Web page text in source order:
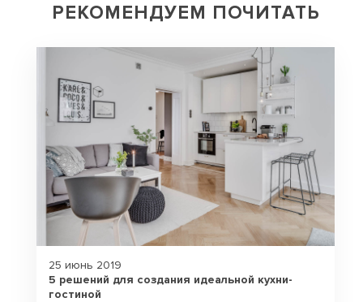
РЕКОМЕНДУЕМ ПОЧИТАТЬ
25 июнь 2019
5 решений для создания идеальной кухни-
гостиной